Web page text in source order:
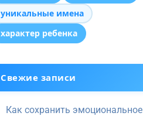
уникальные имена
характер ребенка
Свежие записи
Как сохранить эмоциональное